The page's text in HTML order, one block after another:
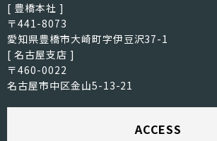
[ 豊橋本社 ]
〒441-8073
愛知県豊橋市大崎町字伊豆沢37-1
[ 名古屋支店 ]
〒460-0022
名古屋市中区金山5-13-21
ACCESS